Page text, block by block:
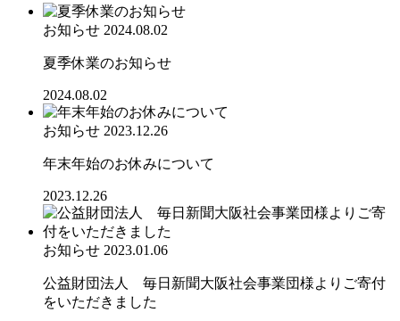
お知らせ 2024.08.02
夏季休業のお知らせ
2024.08.02
お知らせ 2023.12.26
年末年始のお休みについて
2023.12.26
お知らせ 2023.01.06
公益財団法人 毎日新聞大阪社会事業団様よりご寄付
をいただきました